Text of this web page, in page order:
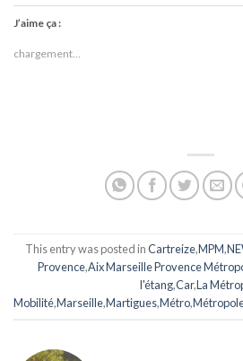
J’aime ça :
chargement…
This entry was posted inCartreize,MPM,
Provence,Aix Marseille Provence
l'étang,Car,La
Mobilité,Marseille,Martigues,Métro,